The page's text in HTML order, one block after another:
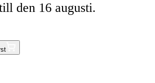
den 16 augusti.